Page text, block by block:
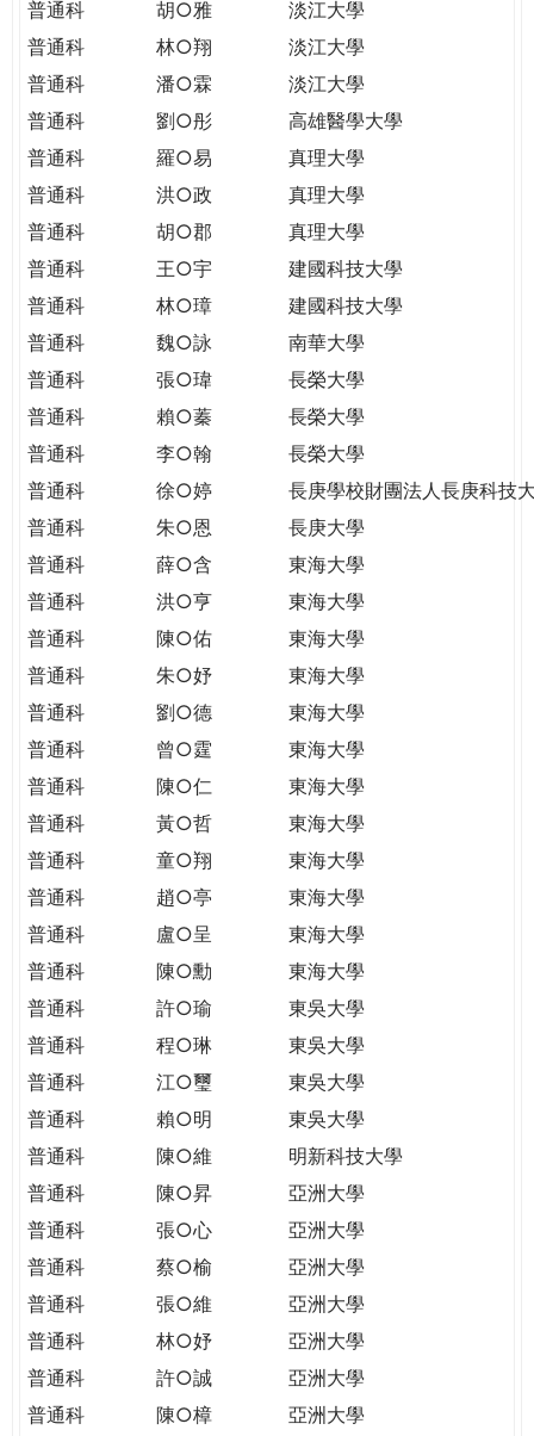
普通科 胡○雅
淡江大學
普通科
林○翔
淡江大學
普通科
潘○霖
淡江大學
普通科
劉○彤
高雄醫學大學
普通科
羅○易
真理大學
普通科
洪○政
真理大學
普通科
胡○郡
真理大學
普通科
王○宇
建國科技大學
普通科
林○璋
建國科技大學
普通科
魏○詠
南華大學
普通科
張○瑋
長榮大學
普通科
賴○蓁
長榮大學
普通科
李○翰
長榮大學
普通科
徐○婷
長庚學校財團法人長庚科技
普通科
朱○恩
長庚大學
普通科
薛○含
東海大學
普通科
洪○亨
東海大學
普通科
陳○佑
東海大學
普通科
朱○妤
東海大學
普通科
劉○德
東海大學
普通科
曾○霆
東海大學
普通科
陳○仁
東海大學
普通科
黃○哲
東海大學
普通科
童○翔
東海大學
普通科
趙○亭
東海大學
普通科
盧○呈
東海大學
普通科
陳○勳
東海大學
普通科
許○瑜
東吳大學
普通科
程○琳
東吳大學
普通科
江○璽
東吳大學
普通科
賴○明
東吳大學
普通科
陳○維
明新科技大學
普通科
陳○昇
亞洲大學
普通科
張○心
亞洲大學
普通科
蔡○榆
亞洲大學
普通科
張○維
亞洲大學
普通科
林○妤
亞洲大學
普通科
許○誠
亞洲大學
普通科
陳○樟
亞洲大學